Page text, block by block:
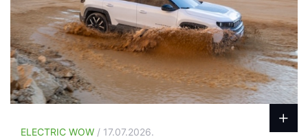
ELECTRIC WOW / 17.07.2026.